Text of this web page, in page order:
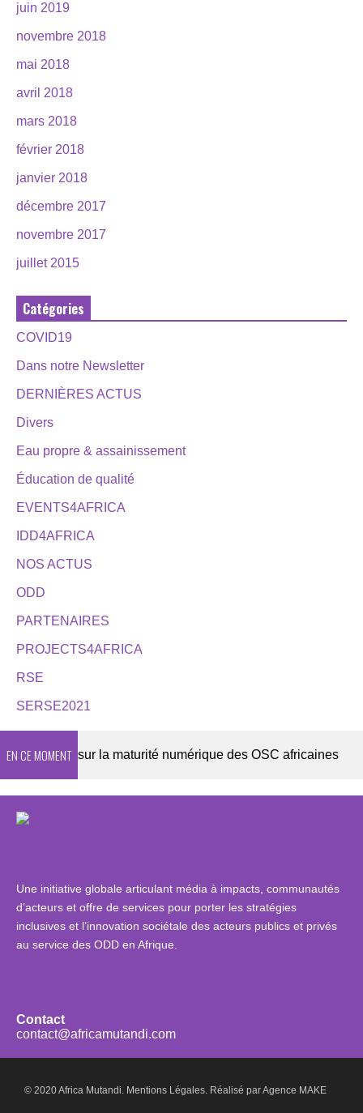
juin 2019
novembre 2018
mai 2018
avril 2018
mars 2018
février 2018
janvier 2018
décembre 2017
novembre 2017
juillet 2015
Catégories
COVID19
Dans notre Newsletter
DERNIÈRES ACTUS
Divers
Eau propre & assainissement
Éducation de qualité
EVENTS4AFRICA
IDD4AFRICA
NOS ACTUS
ODD
PARTENAIRES
PROJECTS4AFRICA
RSE
SERSE2021
EN CE MOMENT
2026 sur la maturité numérique des OSC africaines
Une initiative globale articulant média à impacts, communautés
d’acteurs et offre de services pour porter les stratégies
inclusives et l’innovation sociétale des acteurs publics et privés
au service des ODD en Afrique.
Contact
contact@africamutandi.com
© 2020 Africa Mutandi. Mentions Légales. Réalisé parAgence MAKE